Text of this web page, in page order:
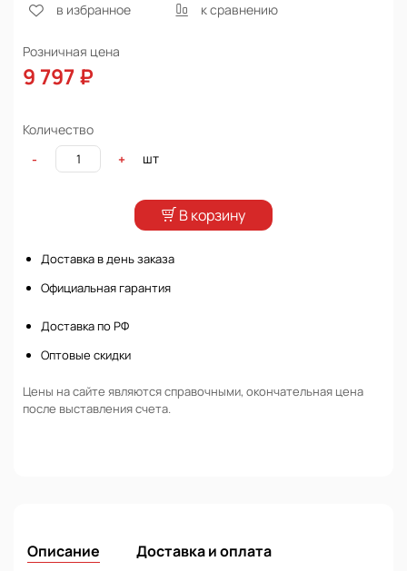
в избранное к сравнению
Розничная цена
9 797 ₽
Количество
-
+ шт
В корзину
Доставка в день заказа
Официальная гарантия
Доставка по РФ
Оптовые скидки
Цены на сайте являются справочными, окончательная цена
после выставления счета.
Описание Доставка и оплата